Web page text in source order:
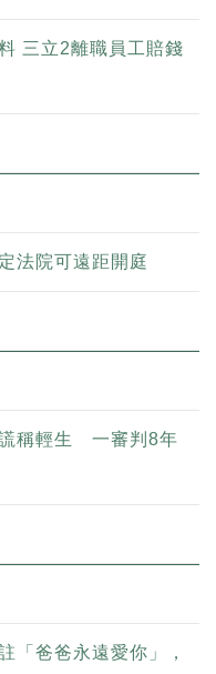
三立2離職員工賠錢
法院可遠距開庭
稱輕生 一審判8年
「爸爸永遠愛你」，